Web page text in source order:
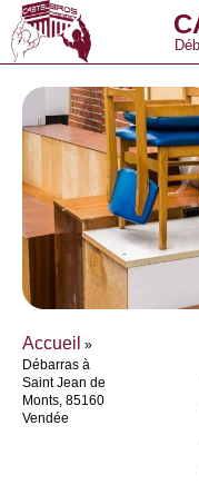
Accueil »
Débarras à
Saint Jean de
Monts, 85160
Vendée